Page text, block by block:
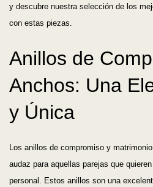
y descubre nuestra selección de los
con estas piezas.
Anillos de
Anchos: Una
y Única
Los anillos de compromiso y
audaz para aquellas parejas que
personal. Estos anillos son una